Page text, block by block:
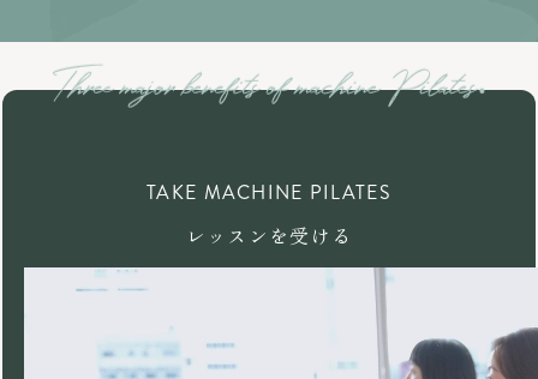
TAKE MACHINE PILATES
レッスンを受ける